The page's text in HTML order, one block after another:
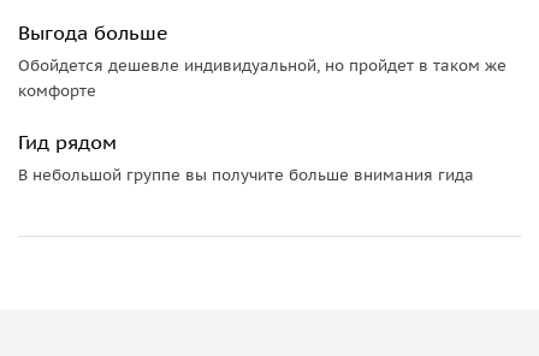
Выгода больше
Обойдется дешевле индивидуальной, но пройдет в таком же
комфорте
Гид рядом
В небольшой группе вы получите больше внимания гида